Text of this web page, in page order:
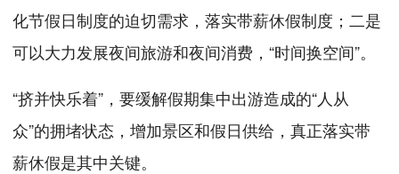
化节假日制度的迫切需求，落实带薪休假制度；二是
可以大力发展夜间旅游和夜间消费，“时间换空间”。
“挤并快乐着”，要缓解假期集中出游造成的“人从
众”的拥堵状态，增加景区和假日供给，真正落实带
薪休假是其中关键。